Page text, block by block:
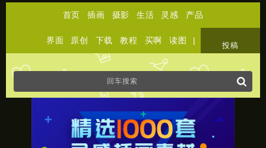
首页 插画 摄影 生活 灵感 产品
界面 原创 下载 教程 买啊 读图 |
投稿